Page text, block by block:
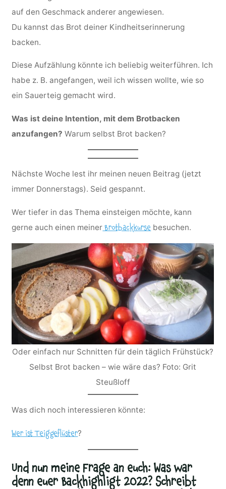
auf den Geschmack anderer angewiesen.
Du kannst das Brot deiner Kindheitserinnerung
backen.
Diese Aufzählung könnte ich beliebig weiterführen. Ich
habe z. B. angefangen, weil ich wissen wollte, wie so
ein Sauerteig gemacht wird.
Was ist deine Intention, mit dem Brotbacken
anzufangen?Warum selbst Brot backen?
Nächste Woche lest ihr meinen neuen Beitrag (jetzt
immer Donnerstags). Seid gespannt.
Wer tiefer in das Thema einsteigen möchte, kann
gerne auch einen meiner Brotbackkurse besuchen.
Oder einfach nur Schnitten für dein täglich Frühstück?
Selbst Brot backen – wie wäre das? Foto: Grit
Steußloff
Was dich noch interessieren könnte:
Wer ist Teiggeflüster?
Und nun meine Frage an euch: Was war
denn euer Backhighligt 2022? Schreibt